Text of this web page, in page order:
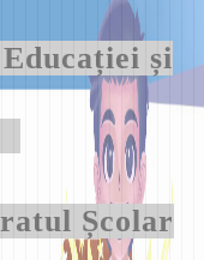
și
Școlar